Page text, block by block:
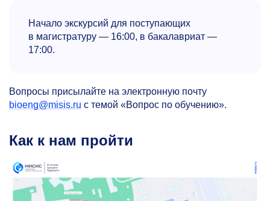
Начало экскурсий для поступающих
в магистратуру — 16:00, в бакалавриат —
17:00.
Вопросы присылайте на электронную почту
bioeng@misis.ru с темой «Вопрос по обучению».
Как к нам пройти